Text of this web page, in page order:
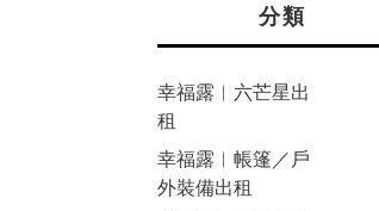
分類
幸福露︱六芒星出
租
幸福露︱帳篷／戶
外裝備出租